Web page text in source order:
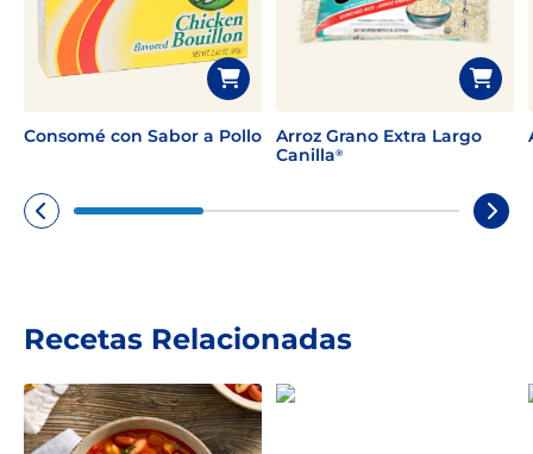
Consomé con Sabor a Pollo
Arroz Grano Extra Largo
Canilla®
Recetas Relacionadas